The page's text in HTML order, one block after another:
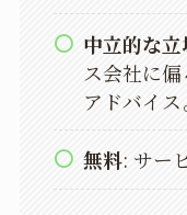
中立的な
ス会社に
アドバイス
無料: サー